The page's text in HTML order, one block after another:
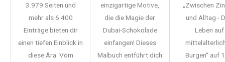
3.979 Seiten und
mehr als 6.400
Einträge bieten dir
einen tiefen Einblick in
diese Ära. Vom
einzigartige Motive,
die die Magie der
Dubai-Schokolade
einfangen! Dieses
Malbuch entführt dich
„Zwischen
und Alltag -
Leben auf
Burgen“ auf